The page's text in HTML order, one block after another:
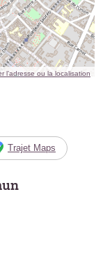
l’adresse ou la localisation
Trajet Maps